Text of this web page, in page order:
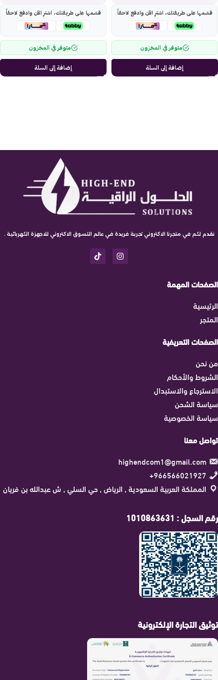
قسّمها على طريقتك، اشترِ الآن وادفع لاحقاً
متوفر في المخزون
إضافة إلى السلة
قسّمها على طريقتك، اشترِ الآن وادفع لاحقاً
متوفر في المخزون
إضافة إلى السلة
نقدم لكم في متجرنا الاكتروني تجربة فريدة في عالم التسوق الاكتروني للاجهزة الكهربائية .
الصفحات المهمة
الرئيسية
المتجر
الصفحات التعريفية
من نحن
الشروط والأحكام
الاسترجاع والاستبدال
سياسة الشحن
سياسة الخصوصية
تواصل معنا
highendcom1@gmail.com
966566021927+
المملكة العربية السعودية , الرياض , حي السلي , ش عبدالله بن فريان
رقم السجل : 1010863631
توثيق التجارة الإلكترونية